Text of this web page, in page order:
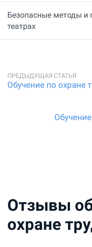
Безопасные методы и
театрах
Обучение по охране
Отзывы
охране